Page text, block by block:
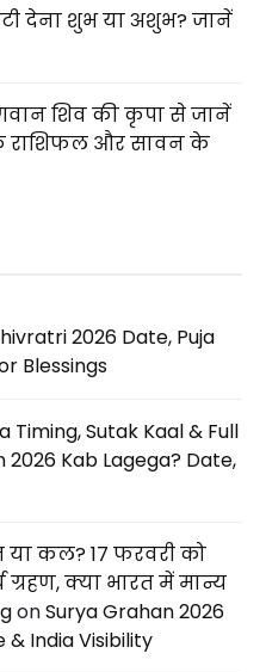
देना शुभ या अशुभ? जानें
शिव की कृपा से जानें
राशिफल और सावन के
2026 Date, Puja
Blessings
Timing, Sutak Kaal & Full
2026 Kab Lagega? Date,
या कल? 17 फरवरी को
क्या भारत में मान्य
onSurya Grahan 2026
& India Visibility